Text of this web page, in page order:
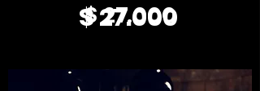
$ 27.000
$ 27.000